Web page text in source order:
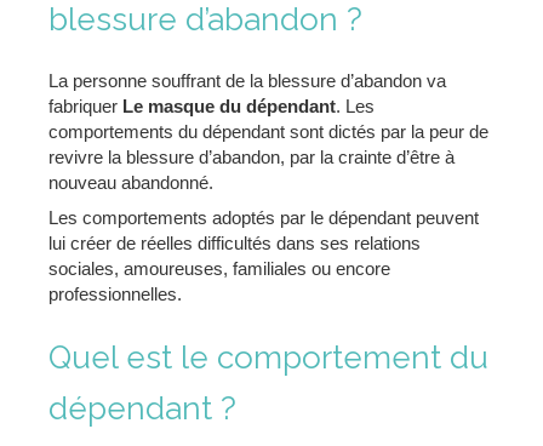
blessure d’abandon ?
La personne souffrant de la blessure d’abandon va
fabriquer Le masque du dépendant. Les
comportements du dépendant sont dictés par la peur de
revivre la blessure d’abandon, par la crainte d’être à
nouveau abandonné.
Les comportements adoptés par le dépendant peuvent
lui créer de réelles difficultés dans ses relations
sociales, amoureuses, familiales ou encore
professionnelles.
Quel est le comportement du
dépendant ?